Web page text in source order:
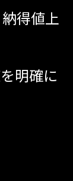
得値上
明確に